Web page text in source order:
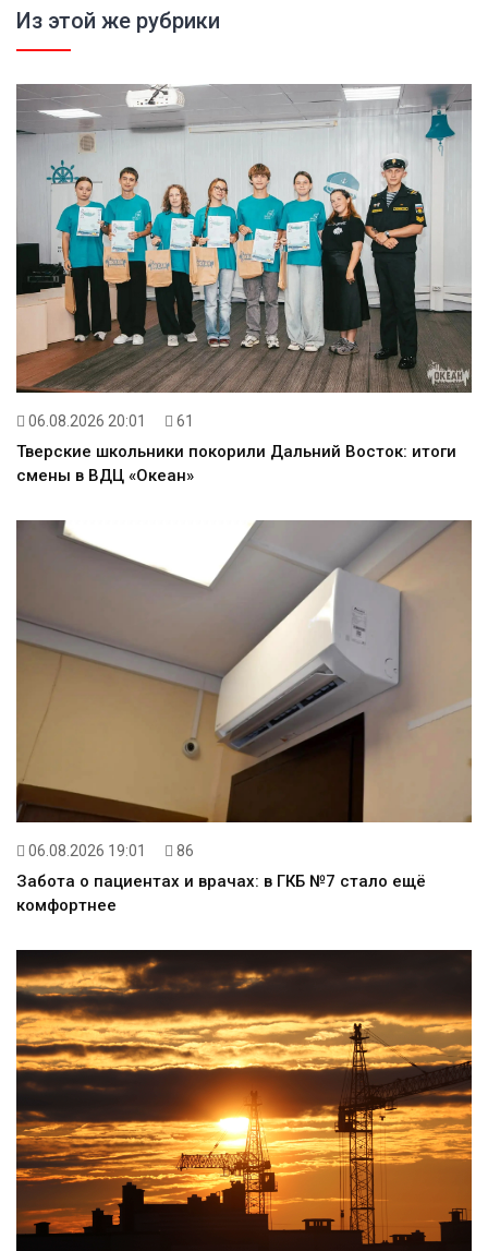
Из этой же рубрики
06.08.2026 20:01 61
Тверские школьники покорили Дальний Восток: итоги
смены в ВДЦ «Океан»
06.08.2026 19:01 86
Забота о пациентах и врачах: в ГКБ №7 стало ещё
комфортнее